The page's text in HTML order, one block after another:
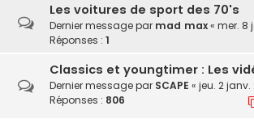
Les voitures de sport des 70's
Dernier message par mad max« mer. 8
Réponses : 1
Classics et youngtimer : Les
Dernier message par SCAPE « jeu. 2 janv.
Réponses : 806